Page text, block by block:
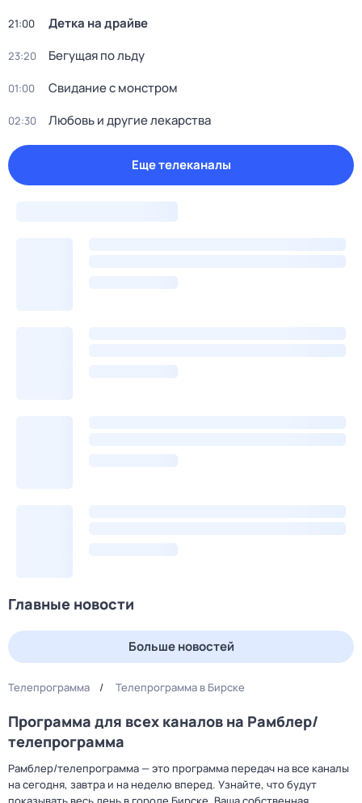
21:00 Детка на драйве
23:20 Бегущая по льду
01:00 Свидание с монстром
02:30 Любовь и другие лекарства
Еще телеканалы
Главные новости
Больше новостей
Телепрограмма Телепрограмма в Бирске
Программа для всех каналов на Рамблер/
телепрограмма
Рамблер/телепрограмма — это программа передач на все каналы
на сегодня, завтра и на неделю вперед. Узнайте, что будут